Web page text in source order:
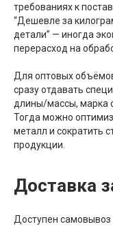
требованиях к
“Дешевле за
детали” — иногда
перерасход на
Для оптовых
сразу отдавать
длины/массы, марка
Тогда можно
металл и сократить
продукции.
Доставка
Доступен самовывоз